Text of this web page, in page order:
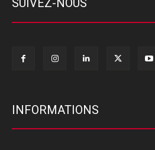
SUIVEZ-NOUS
INFORMATIONS